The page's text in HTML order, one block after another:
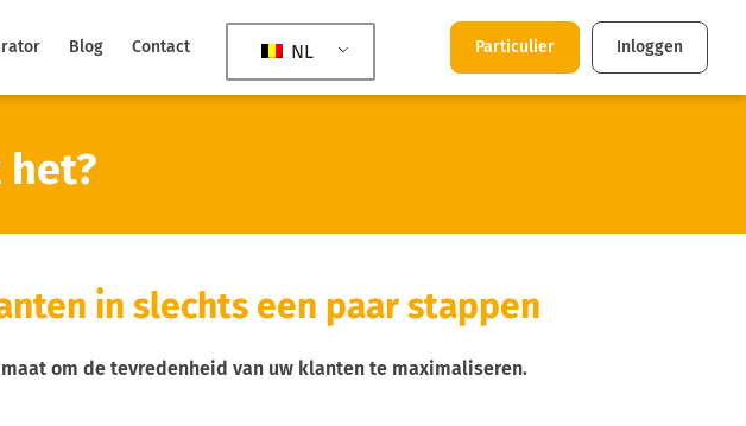
Blog Contact NL Particulier Inloggen
in slechts een paar stappen
om de tevredenheid van uw klanten te maximaliseren.